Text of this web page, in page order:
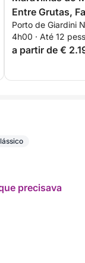
Entre Grutas,
Mergulho com
Taormina
Porto de Giardini
4h00 · Até 12
a partir de €
precisava